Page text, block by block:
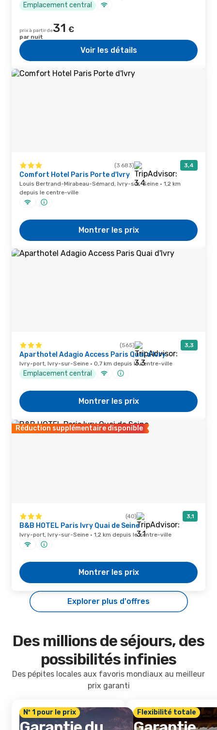
Emplacement central
prix à partir de31 €
par nuit
Voir les détails
(3 683) 3,4
Comfort Hotel Paris Porte d'Ivry
Louis Bertrand-Mirabeau-Sémard, Ivry-sur-Seine · 1,2 km
depuis le centre-ville
Montrer les prix
(565) 3,3
Aparthotel Adagio Access Paris Quai d'Ivry
Ivry-port, Ivry-sur-Seine · 0,7 km depuis le centre-ville
Emplacement central
Montrer les prix
Réduction supplémentaire disponible
(40) 3,1
B&B HOTEL Paris Ivry Quai de Seine
Ivry-port, Ivry-sur-Seine · 1,2 km depuis le centre-ville
Montrer les prix
Explorer plus d'offres
Des millions de séjours, des
possibilités infinies
Des pépites locales aux favoris mondiaux au meilleur
prix garanti
Nº 1 pour le prix Flexibilité totale